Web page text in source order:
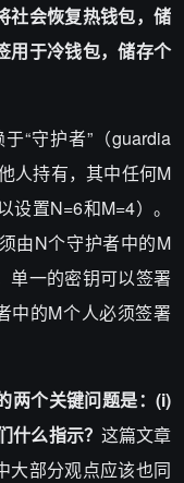
社会恢复热钱包，储
用于冷钱包，储存个
“守护者”（guardia
人持有，其中任何M
置N=6和M=4）。
由N个守护者中的M
单一的密钥可以签署
中的M个人必须签署
两个关键问题是：(i)
什么指示？ 这篇文章
大部分观点应该也同